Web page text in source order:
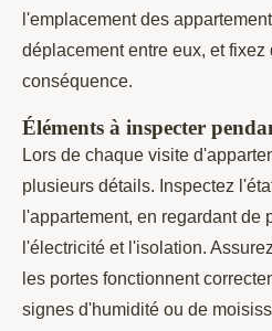
l'emplacement des
déplacement entre eux, et fixez
conséquence.
Éléments à inspecter
Lors de chaque visite
plusieurs détails. Inspectez
l'appartement, en regardant de
l'électricité et l'isolation.
les portes fonctionnent
signes d'humidité ou de